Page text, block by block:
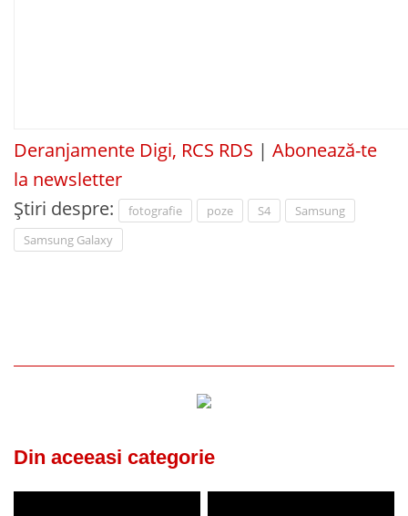
Deranjamente Digi, RCS RDS | Abonează-te
la newsletter
Știri despre:
fotografie poze S4
Samsung
Samsung Galaxy
Din aceeasi categorie